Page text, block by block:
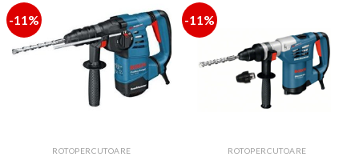
-11%
ROTOPERCUTOARE
-11%
ROTOPERCUTOARE